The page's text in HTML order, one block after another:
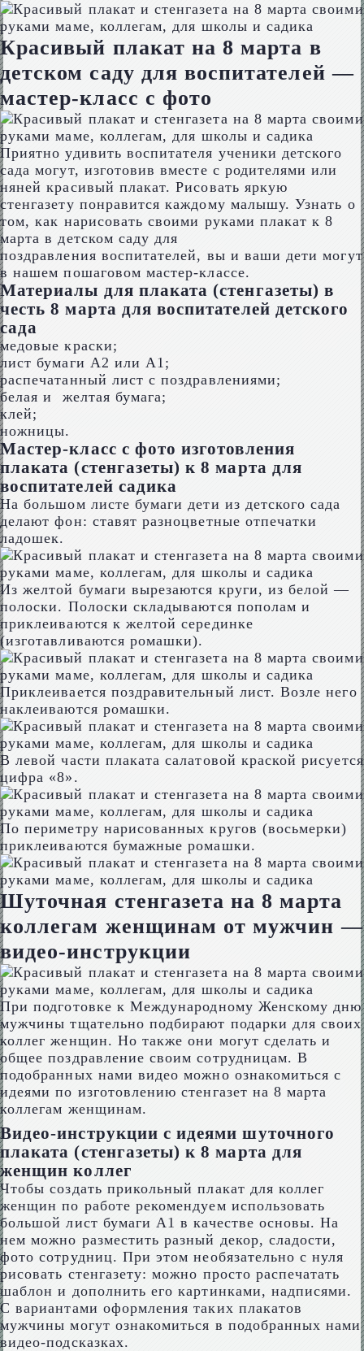
Красивый плакат на 8 марта в
детском саду для воспитателей —
мастер-класс с фото
Приятно удивить воспитателя ученики детского
сада могут, изготовив вместе с родителями или
няней красивый плакат. Рисовать яркую
стенгазету понравится каждому малышу. Узнать о
том, как нарисовать своими руками плакат к 8
марта в детском саду для
поздравления воспитателей, вы и ваши дети могут
в нашем пошаговом мастер-классе.
Материалы для плаката (стенгазеты) в
честь 8 марта для воспитателей детского
сада
медовые краски;
лист бумаги А2 или А1;
распечатанный лист с поздравлениями;
белая и желтая бумага;
клей;
ножницы.
Мастер-класс с фото изготовления
плаката (стенгазеты) к 8 марта для
воспитателей садика
На большом листе бумаги дети из детского сада
делают фон: ставят разноцветные отпечатки
ладошек.
Из желтой бумаги вырезаются круги, из белой —
полоски. Полоски складываются пополам и
приклеиваются к желтой серединке
(изготавливаются ромашки).
Приклеивается поздравительный лист. Возле него
наклеиваются ромашки.
В левой части плаката салатовой краской рисуется
цифра «8».
По периметру нарисованных кругов (восьмерки)
приклеиваются бумажные ромашки.
Шуточная стенгазета на 8 марта
коллегам женщинам от мужчин —
видео-инструкции
При подготовке к Международному Женскому дню
мужчины тщательно подбирают подарки для своих
коллег женщин. Но также они могут сделать и
общее поздравление своим сотрудницам. В
подобранных нами видео можно ознакомиться с
идеями по изготовлению стенгазет на 8 марта
коллегам женщинам.
Видео-инструкции с идеями шуточного
плаката (стенгазеты) к 8 марта для
женщин коллег
Чтобы создать прикольный плакат для коллег
женщин по работе рекомендуем использовать
большой лист бумаги А1 в качестве основы. На
нем можно разместить разный декор, сладости,
фото сотрудниц. При этом необязательно с нуля
рисовать стенгазету: можно просто распечатать
шаблон и дополнить его картинками, надписями.
С вариантами оформления таких плакатов
мужчины могут ознакомиться в подобранных нами
видео-подсказках.